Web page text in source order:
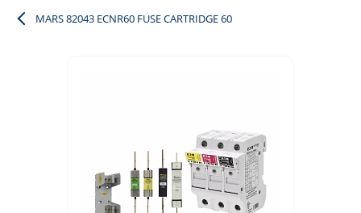
MARS 82043 ECNR60 FUSE CARTRIDGE 60